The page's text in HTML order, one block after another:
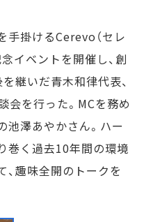
掛けるCerevo（セレ
イベントを開催し、創
継いだ青木和律代表、
会を行った。MCを務め
池澤あやかさん。ハー
巻く過去10年間の環境
趣味全開のトークを